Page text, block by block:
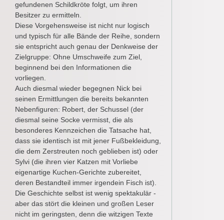
gefundenen Schildkröte folgt, um ihren
Besitzer zu ermitteln.
Diese Vorgehensweise ist nicht nur logisch
und typisch für alle Bände der Reihe, sondern
sie entspricht auch genau der Denkweise der
Zielgruppe: Ohne Umschweife zum Ziel,
beginnend bei den Informationen die
vorliegen.
Auch diesmal wieder begegnen Nick bei
seinen Ermittlungen die bereits bekannten
Nebenfiguren: Robert, der Schussel (der
diesmal seine Socke vermisst, die als
besonderes Kennzeichen die Tatsache hat,
dass sie identisch ist mit jener Fußbekleidung,
die dem Zerstreuten noch geblieben ist) oder
Sylvi (die ihren vier Katzen mit Vorliebe
eigenartige Kuchen-Gerichte zubereitet,
deren Bestandteil immer irgendein Fisch ist).
Die Geschichte selbst ist wenig spektakulär -
aber das stört die kleinen und großen Leser
nicht im geringsten, denn die witzigen Texte